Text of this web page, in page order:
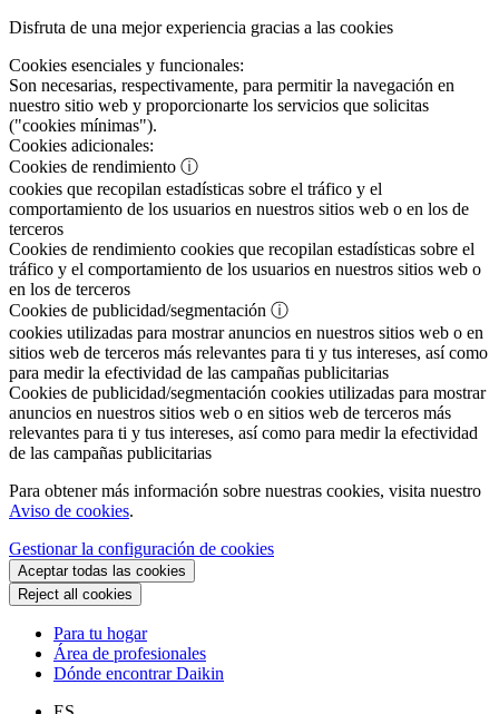
Disfruta de una mejor experiencia gracias a las cookies
Cookies esenciales y funcionales:
Son necesarias, respectivamente, para permitir la navegación en
nuestro sitio web y proporcionarte los servicios que solicitas
("cookies mínimas").
Cookies adicionales:
Cookies de rendimiento ⓘ
cookies que recopilan estadísticas sobre el tráfico y el
comportamiento de los usuarios en nuestros sitios web o en los de
terceros
Cookies de rendimiento cookies que recopilan estadísticas sobre el
tráfico y el comportamiento de los usuarios en nuestros sitios web o
en los de terceros
Cookies de publicidad/segmentación ⓘ
cookies utilizadas para mostrar anuncios en nuestros sitios web o en
sitios web de terceros más relevantes para ti y tus intereses, así como
para medir la efectividad de las campañas publicitarias
Cookies de publicidad/segmentación cookies utilizadas para mostrar
anuncios en nuestros sitios web o en sitios web de terceros más
relevantes para ti y tus intereses, así como para medir la efectividad
de las campañas publicitarias
Para obtener más información sobre nuestras cookies, visita nuestro
Aviso de cookies.
Gestionar la configuración de cookies
Aceptar todas las cookies
Reject all cookies
Para tu hogar
Área de profesionales
Dónde encontrar Daikin